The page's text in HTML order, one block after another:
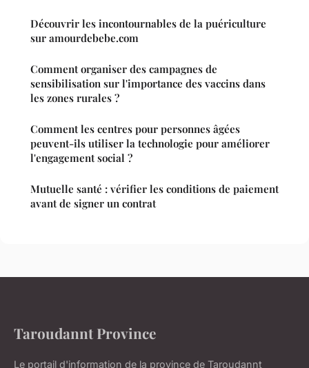
Découvrir les incontournables de la puériculture
sur amourdebebe.com
Comment organiser des campagnes de
sensibilisation sur l'importance des vaccins dans
les zones rurales ?
Comment les centres pour personnes âgées
peuvent-ils utiliser la technologie pour améliorer
l'engagement social ?
Mutuelle santé : vérifier les conditions de paiement
avant de signer un contrat
Taroudannt Province
Le portail d'information de la province de Taroudannt